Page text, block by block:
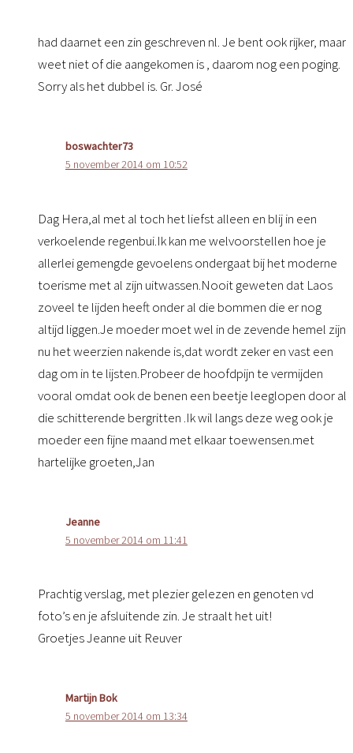
had daarnet een zin geschreven nl. Je bent ook rijker, maar
weet niet of die aangekomen is , daarom nog een poging.
Sorry als het dubbel is. Gr. José
boswachter73
5 november 2014 om 10:52
Dag Hera,al met al toch het liefst alleen en blij in een
verkoelende regenbui.Ik kan me welvoorstellen hoe je
allerlei gemengde gevoelens ondergaat bij het moderne
toerisme met al zijn uitwassen.Nooit geweten dat Laos
zoveel te lijden heeft onder al die bommen die er nog
altijd liggen.Je moeder moet wel in de zevende hemel zijn
nu het weerzien nakende is,dat wordt zeker en vast een
dag om in te lijsten.Probeer de hoofdpijn te vermijden
vooral omdat ook de benen een beetje leeglopen door al
die schitterende bergritten .Ik wil langs deze weg ook je
moeder een fijne maand met elkaar toewensen.met
hartelijke groeten,Jan
Jeanne
5 november 2014 om 11:41
Prachtig verslag, met plezier gelezen en genoten vd
foto’s en je afsluitende zin. Je straalt het uit!
Groetjes Jeanne uit Reuver
Martijn Bok
5 november 2014 om 13:34